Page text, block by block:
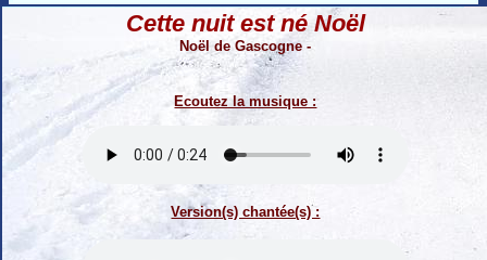
Cette nuit est né Noël
Noël de Gascogne -
Ecoutez la musique :
Version(s) chantée(s) :